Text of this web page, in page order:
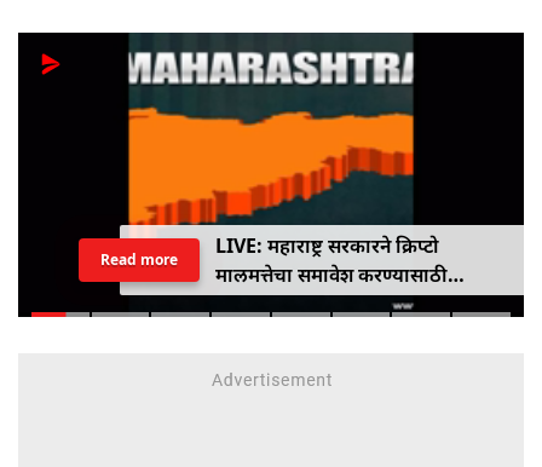
LIVE: महाराष्ट्र सरकारने क्रिप्टो
मालमत्तेचा समावेश करण्यासाठी
एमपीआयडी कायद्यात दुरुस्ती केली
Read more